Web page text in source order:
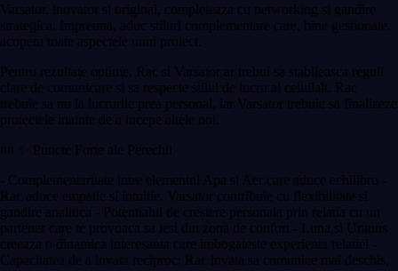
Varsator, inovator si original, completeaza cu networking si gandire
strategica. Impreuna, aduc stiluri complementare care, bine gestionate,
acopera toate aspectele unui proiect.
Pentru rezultate optime, Rac si Varsator ar trebui sa stabileasca reguli
clare de comunicare si sa respecte stilul de lucru al celuilalt. Rac
trebuie sa nu ia lucrurile prea personal, iar Varsator trebuie sa finalizeze
proiectele inainte de a incepe altele noi.
## ✨ Puncte Forte ale Perechii
- Complementaritate intre elementul Apa si Aer care aduce echilibru -
Rac aduce empatie si intuitie, Varsator contribuie cu flexibilitate si
gandire analitica - Potentialul de crestere personala prin relatia cu un
partener care te provoaca sa iesi din zona de confort - Luna si Uranus
creeaza o dinamica interesanta care imbogateste experienta relatiei -
Capacitatea de a invata reciproc: Rac invata sa comunice mai deschis,